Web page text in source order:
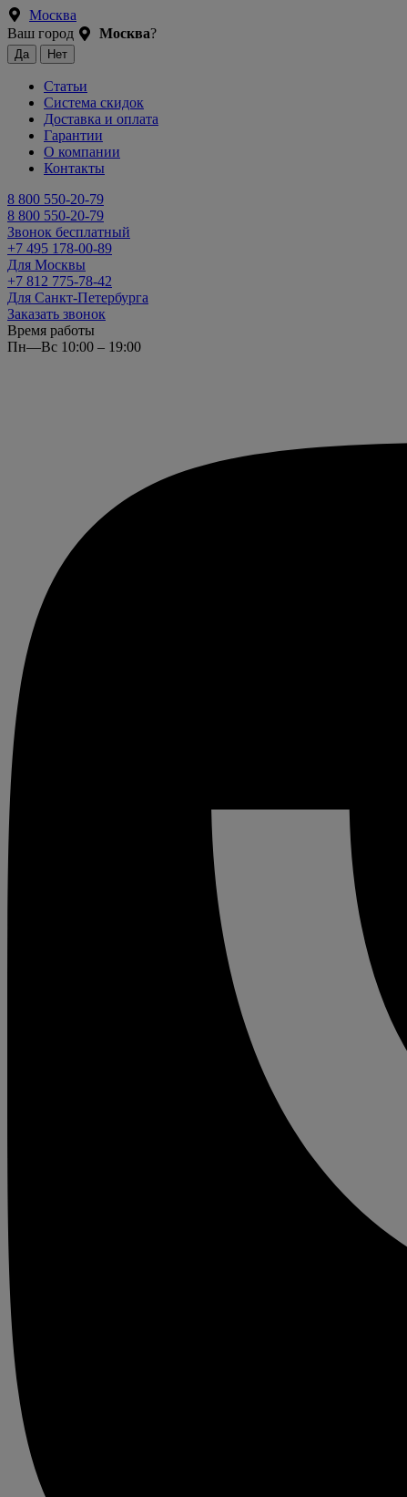
Москва
Ваш город
Москва?
Статьи
Система скидок
Доставка и оплата
Гарантии
О компании
Контакты
8 800 550-20-79
8 800 550-20-79
Звонок бесплатный
+7 495 178-00-89
Для Москвы
+7 812 775-78-42
Для Санкт-Петербурга
Заказать звонок
Время работы
Пн—Вс 10:00 – 19:00